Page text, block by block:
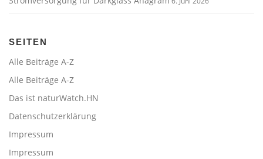
SEITEN
Alle Beiträge A-Z
Alle Beiträge A-Z
Das ist naturWatch.HN
Datenschutzerklärung
Impressum
Impressum